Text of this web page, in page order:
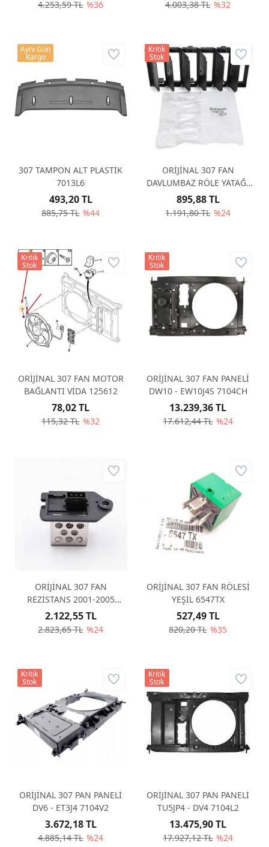
4.253,59 TL %36 4.003,38 TL %32
307 TAMPON ALT PLASTİK
7013L6
885,75 TL %44
493,20 TL
Aynı Gün
Kargo
ORİJİNAL 307 FAN
DAVLUMBAZ RÖLE YATAĞI
2001-2005 1308V4
1.191,80 TL %24
895,88 TL
Kritik
Stok
ORİJİNAL 307 FAN MOTOR
BAĞLANTI VİDA 125612
115,32 TL %32
78,02 TL
Kritik
Stok
ORİJİNAL 307 FAN PANELİ
DW10 - EW10J4S 7104CH
17.612,44 TL %24
13.239,36 TL
Kritik
Stok
ORİJİNAL 307 FAN
REZİSTANS 2001-2005
1267E3
2.823,65 TL %24
2.122,55 TL
ORİJİNAL 307 FAN RÖLESİ
YEŞİL 6547TX
820,20 TL %35
527,49 TL
ORİJİNAL 307 PAN PANELİ
DV6 - ET3J4 7104V2
4.885,14 TL %24
3.672,18 TL
Kritik
Stok
ORİJİNAL 307 PAN PANELİ
TU5JP4 - DV4 7104L2
17.927,12 TL %24
13.475,90 TL
Kritik
Stok